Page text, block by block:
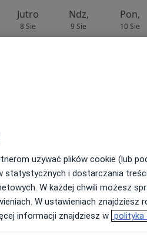
Jutro
8 Sie
Ndz,
9 Sie
Pon,
10 Sie
Jutro Ndz, Pon,
10 Sie
używać plików cookie (lub
statystycznych i dostarczania
W każdej chwili możesz
W ustawieniach znajdziesz
informacji znajdziesz w polityka